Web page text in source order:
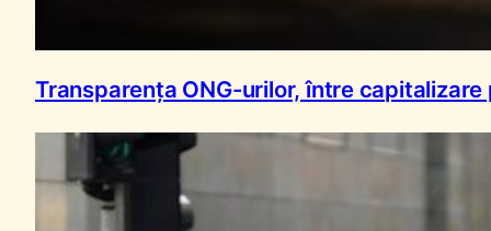
Transparența ONG-urilor, între